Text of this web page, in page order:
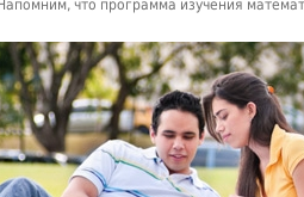
что программа изучения